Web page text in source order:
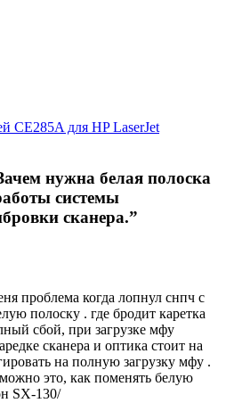
CE285A для HP LaserJet
нужна белая полоска
системы
сканера.”
проблема когда лопнул снпч с
полоску . где бродит каретка
сбой, при загрузке мфу
сканера и оптика стоит на
на полную загрузку мфу .
это, как поменять белую
SX-130/